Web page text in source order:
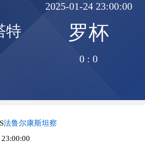
特
2025-01-24 23:00:00
罗杯
0 : 0
法鲁尔康斯坦察